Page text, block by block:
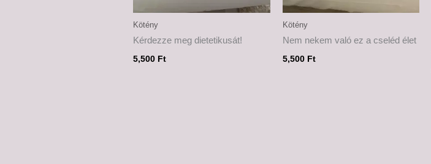
Kötény
Kérdezze meg dietetikusát!
5,500 Ft
Kötény
Nem nekem való ez a cseléd élet
5,500 Ft